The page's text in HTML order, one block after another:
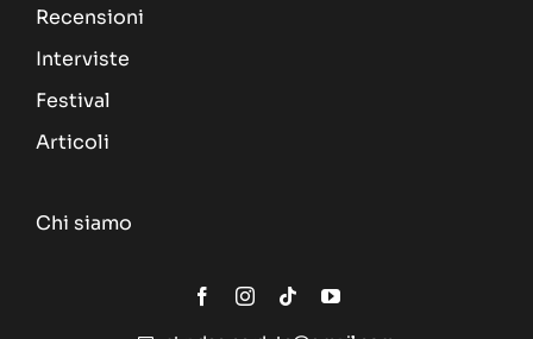
Recensioni
Interviste
Festival
Articoli
Chi siamo